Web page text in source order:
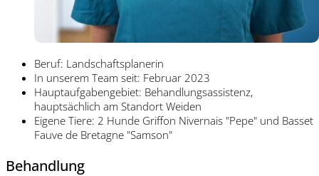
Beruf: Landschaftsplanerin
In unserem Team seit: Februar 2023
Hauptaufgabengebiet: Behandlungsassistenz,
hauptsächlich am Standort Weiden
Eigene Tiere: 2 Hunde Griffon Nivernais "Pepe" und Basset
Fauve de Bretagne "Samson"
Behandlung